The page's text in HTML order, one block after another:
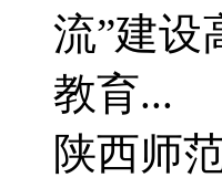
流”建设
教育...
陕西师